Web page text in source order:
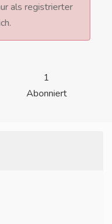
als registrierter
1
Abonniert